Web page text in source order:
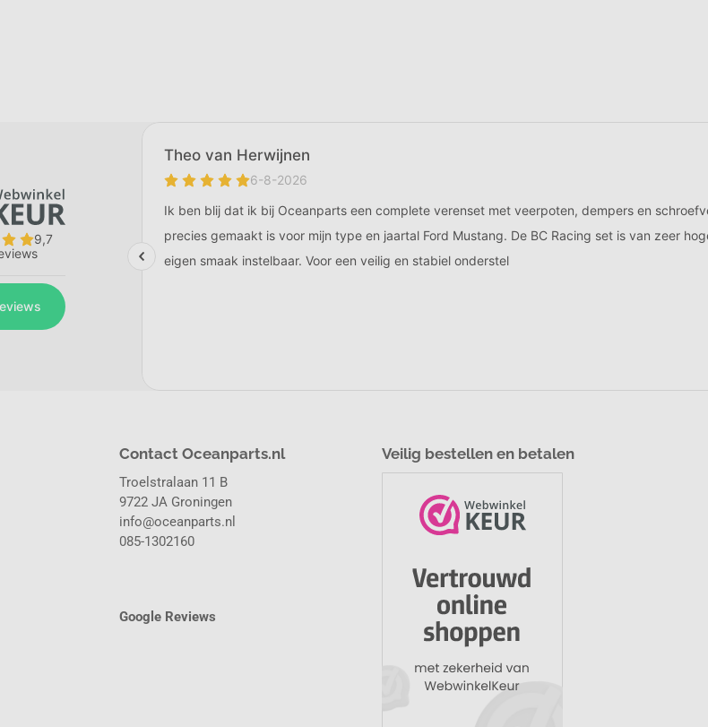
Klanten geven ons een 9,7
Contact Oceanparts.nl
Troelstralaan 11 B
9722 JA Groningen
info@oceanparts.nl
085-1302160
Google Reviews
Veilig bestellen en betalen